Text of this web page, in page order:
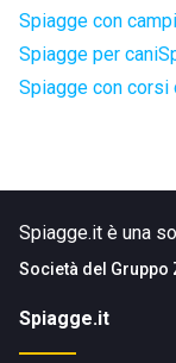
Spiagge con
Spiagge per cani
Spiagge con
Spiagge.it è una
Società del Gruppo
Spiagge.it